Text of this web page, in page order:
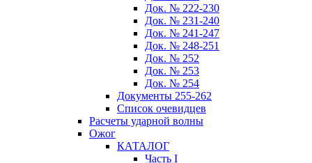
Док. № 222-230
Док. № 231-240
Док. № 241-247
Док. № 248-251
Док. № 252
Док. № 253
Док. № 254
Документы 255-262
Список очевидцев
Расчеты ударной волны
Ожог
КАТАЛОГ
Часть I